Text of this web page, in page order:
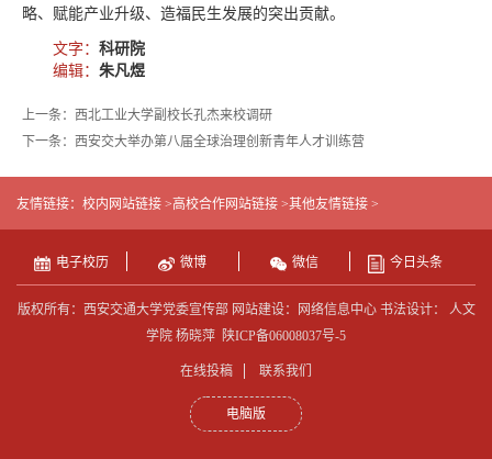
略、赋能产业升级、造福民生发展的突出贡献。
文字： 科研院
编辑： 朱凡煜
上一条：西北工业大学副校长孔杰来校调研
下一条：西安交大举办第八届全球治理创新青年人才训练营
友情链接： 校内网站链接 >高校合作网站链接 >其他友情链接 >
电子校历 微博 微信 今日头条
版权所有：西安交通大学党委宣传部 网站建设：网络信息中心 书法设计： 人文
学院 杨晓萍 陕ICP备06008037号-5
在线投稿 联系我们
电脑版